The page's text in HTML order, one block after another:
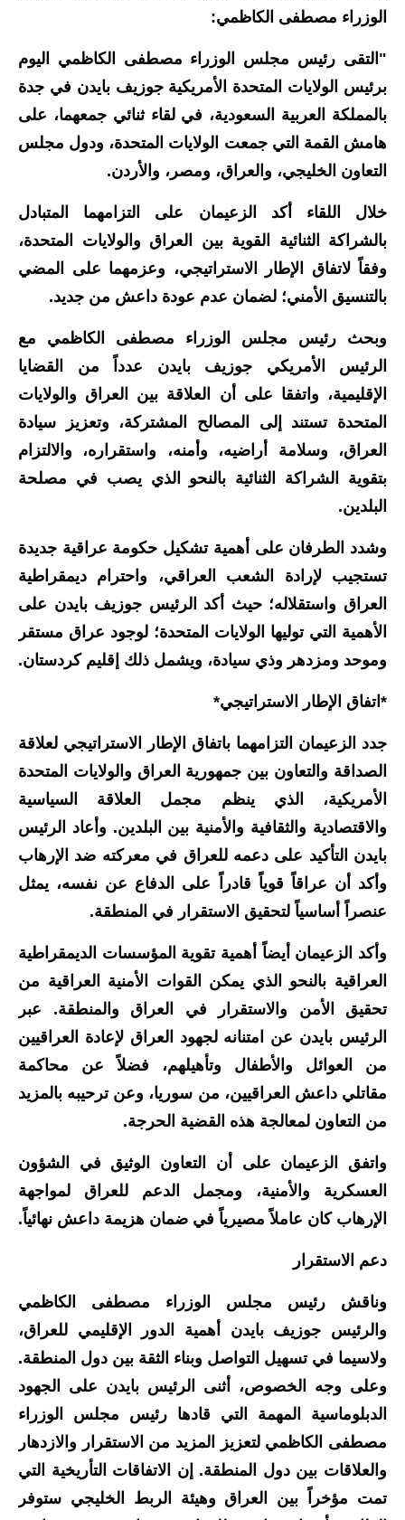
اخبار وقرارات وزارة التربية
نتائج الامتحانات
المرحلة الابتدائية
المرحلة المتوسطة
المرحلة الاعدادية
اسئلة وزارية
المرحلة الابتدائية
المرحلة المتوسطة
المرحلة الاعدادية
مرشحات
المرحلة الابتدائية
المرحلة الاعدادية
كتب مدرسية
المرحلة الابتدائية
ملازم دراسية
المرحلة الابتدائية
المرحلة المتوسطة
المرحلة الاعدادية
المرحلة الابتدائية
المرحلة المتوسطة
المرحلة الاعدادية
مواضيع انشاء
المرحلة الابتدائية
المرحلة المتوسطة
المرحلة الاعدادية
اخبار وقرارات وزارة التعليم
العالي
استمارة القبول المركزي
نتائج القبول المركزي
الطقس
العطل
الوزراء مصطفى الكاظمي:
"التقى رئيس مجلس الوزراء مصطفى الكاظمي اليوم
برئيس الولايات المتحدة الأمريكية جوزيف بايدن في جدة
بالمملكة العربية السعودية، في لقاء ثنائي جمعهما، على
هامش القمة التي جمعت الولايات المتحدة، ودول مجلس
التعاون الخليجي، والعراق، ومصر، والأردن.
خلال اللقاء أكد الزعيمان على التزامهما المتبادل
بالشراكة الثنائية القوية بين العراق والولايات المتحدة،
وفقاً لاتفاق الإطار الاستراتيجي، وعزمهما على المضي
بالتنسيق الأمني؛ لضمان عدم عودة داعش من جديد.
وبحث رئيس مجلس الوزراء مصطفى الكاظمي مع
الرئيس الأمريكي جوزيف بايدن عدداً من القضايا
الإقليمية، واتفقا على أن العلاقة بين العراق والولايات
المتحدة تستند إلى المصالح المشتركة، وتعزيز سيادة
العراق، وسلامة أراضيه، وأمنه، واستقراره، والالتزام
بتقوية الشراكة الثنائية بالنحو الذي يصب في مصلحة
البلدين.
وشدد الطرفان على أهمية تشكيل حكومة عراقية جديدة
تستجيب لإرادة الشعب العراقي، واحترام ديمقراطية
العراق واستقلاله؛ حيث أكد الرئيس جوزيف بايدن على
الأهمية التي توليها الولايات المتحدة؛ لوجود عراق مستقر
وموحد ومزدهر وذي سيادة، ويشمل ذلك إقليم كردستان.
*اتفاق الإطار الاستراتيجي*
جدد الزعيمان التزامهما باتفاق الإطار الاستراتيجي لعلاقة
الصداقة والتعاون بين جمهورية العراق والولايات المتحدة
الأمريكية، الذي ينظم مجمل العلاقة السياسية
والاقتصادية والثقافية والأمنية بين البلدين. وأعاد الرئيس
بايدن التأكيد على دعمه للعراق في معركته ضد الإرهاب
وأكد أن عراقاً قوياً قادراً على الدفاع عن نفسه، يمثل
عنصراً أساسياً لتحقيق الاستقرار في المنطقة.
وأكد الزعيمان أيضاً أهمية تقوية المؤسسات الديمقراطية
العراقية بالنحو الذي يمكن القوات الأمنية العراقية من
تحقيق الأمن والاستقرار في العراق والمنطقة. عبر
الرئيس بايدن عن امتنانه لجهود العراق لإعادة العراقيين
من العوائل والأطفال وتأهيلهم، فضلاً عن محاكمة
مقاتلي داعش العراقيين، من سوريا، وعن ترحيبه بالمزيد
من التعاون لمعالجة هذه القضية الحرجة.
واتفق الزعيمان على أن التعاون الوثيق في الشؤون
العسكرية والأمنية، ومجمل الدعم للعراق لمواجهة
الإرهاب كان عاملاً مصيرياً في ضمان هزيمة داعش نهائياً.
دعم الاستقرار
وناقش رئيس مجلس الوزراء مصطفى الكاظمي
والرئيس جوزيف بايدن أهمية الدور الإقليمي للعراق،
ولاسيما في تسهيل التواصل وبناء الثقة بين دول المنطقة.
وعلى وجه الخصوص، أثنى الرئيس بايدن على الجهود
الدبلوماسية المهمة التي قادها رئيس مجلس الوزراء
مصطفى الكاظمي لتعزيز المزيد من الاستقرار والازدهار
والعلاقات بين دول المنطقة. إن الاتفاقات التأريخية التي
تمت مؤخراً بين العراق وهيئة الربط الخليجي ستوفر